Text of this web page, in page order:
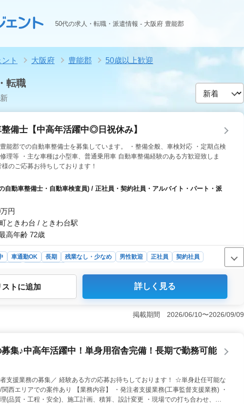
50代の求人・転職・派遣情報 - 大阪府 豊能郡
ト 大阪府 豊能郡 50歳以上歓迎
転職
備士【中高年活躍中◎日祝休み】
能郡での自動車整備士を募集しています。 ・整備全般、車検対応 ・定期点検
修理等 ・主な車種は小型車、普通乗用車 自動車整備経験のある方歓迎致しま
のご応募お待ちしております！
自動車整備士・自動車検査員) / 正社員・契約社員・アルバイト・パート・派
万円
ときわ台 / ときわ台駅
高年齢 72歳
車通勤OK 長期 残業なし・少なめ 男性歓迎 正社員
契約社員
豊能郡で販売店での自動車整備士を募集しています。整備全般や車検
を歓迎しています。 ＜働きやすい環境＞ ときわ台駅から徒歩圏内に
全額支給されます。雇用保険や労災保険、健康保険、厚生年金などの福
ご経験を活かし新しいステージを築いてみませんか。お問い合わせお待
ト に追加 詳しく見る
掲載期間 2026/06/10〜2026/09/09
集♪中高年活躍中！単身用宿舎完備！長期で勤務可能
支援業務の募集／ 経験ある方の応募お待ちしております！ ☆単身赴任可能な
関西エリアでの案件あり 【業務内容】 ・発注者支援業務(工事監督支援業務) ・
(品質・工程・安全)、施工計画、積算、設計変更 ・現場での打ち合わせ、